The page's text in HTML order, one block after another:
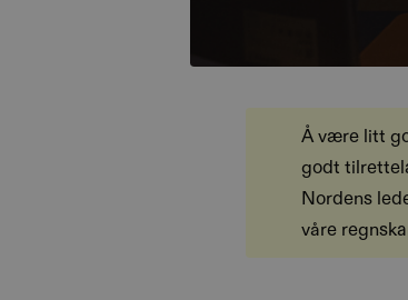
Å være litt
godt
Nordens
våre